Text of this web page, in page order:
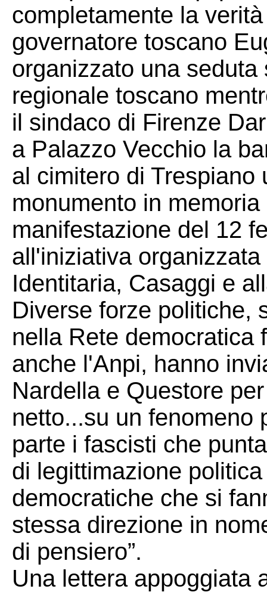
completamente la
governatore toscano
organizzato una
regionale toscano
il sindaco di Firenze
a Palazzo Vecchio la
al cimitero di Trespiano
monumento in memoria
manifestazione del 12
all'iniziativa
Identitaria, Casaggi e
Diverse forze politiche,
nella Rete democratica
anche l'Anpi, hanno
Nardella e Questore
netto...su un fenomeno
parte i fascisti che
di legittimazione
democratiche che si
stessa direzione in
di pensiero”.
Una lettera appoggiata